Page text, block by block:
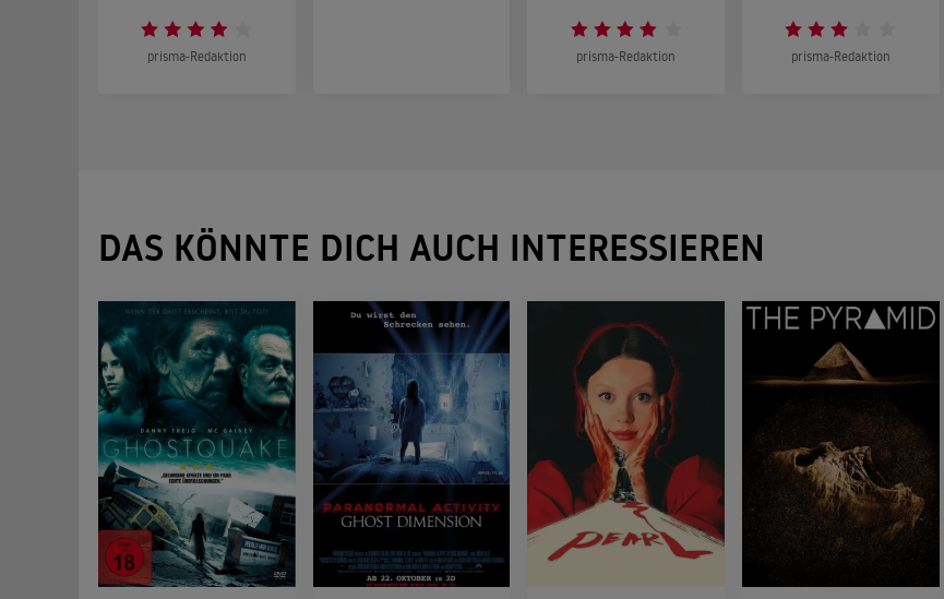
prisma-Redaktion prisma-Redaktion prisma-Redaktion
DAS KÖNNTE DICH AUCH INTERESSIEREN